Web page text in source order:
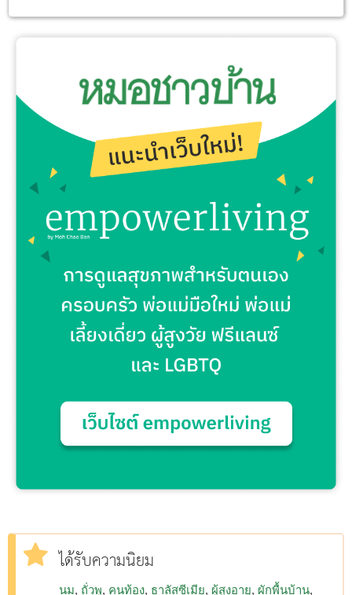
ได้รับความนิยม
นม ถั่วพู คนท้อง ธาลัสซีเมีย ผู้สูงอายุ ผักพื้นบ้าน